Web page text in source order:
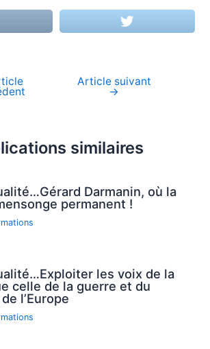
Article suivant
→
similaires
Darmanin, où la
permanent !
les voix de la
celle de la guerre et du
l’Europe